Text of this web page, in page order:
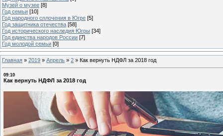
Музей о музее [8]
Год семьи [10]
Год народного сплочения в Югре [5]
Год защитника отечества [58]
Год исторического наследия Югры [34]
Год единства народов России [7]
Год молодой семьи [0]
Главная » 2019 » Апрель » 2 » Как вернуть НДФЛ за 2018 год
09:10
Как вернуть НДФЛ за 2018 год